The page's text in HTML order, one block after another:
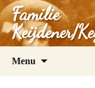
Familie
Keijdener/
Menu